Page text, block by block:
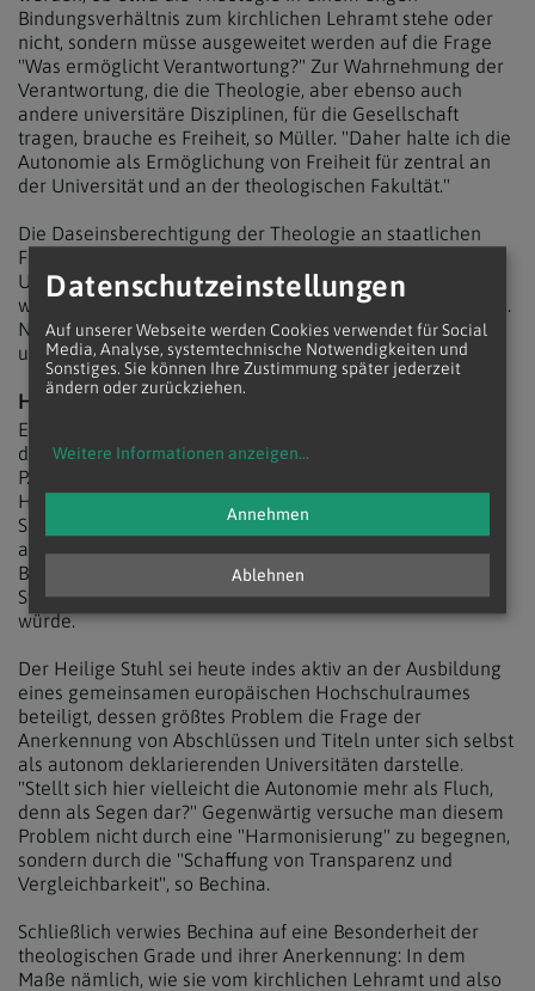
Bindungsverhältnis zum kirchlichen Lehramt stehe oder
nicht, sondern müsse ausgeweitet werden auf die Frage
"Was ermöglicht Verantwortung?" Zur Wahrnehmung der
Verantwortung, die die Theologie, aber ebenso auch
andere universitäre Disziplinen, für die Gesellschaft
tragen, brauche es Freiheit, so Müller. "Daher halte ich die
Autonomie als Ermöglichung von Freiheit für zentral an
der Universität und an der theologischen Fakultät."
Die Daseinsberechtigung der Theologie an staatlichen
Fakultäten resultiere laut Müller nicht allein aus einer
Unabhängigkeit vom Lehramt, sondern vielmehr daraus,
wie sich die Theologie im Dialog der Disziplinen bewähre.
Nur so seien "Vorurteile zu zerstreuen, dass wir nur Beten
und nicht wissenschaftlich arbeiten", so die Dekanin.
HEILGER STUHL IST BOLOGNA-PLAYER
Einen Blick auf die internationale Autonomie-Debatte bot
der Untersekretär der päpstlichen Bildungskongregation,
P. Friedrich Bechina. So habe sich seit dem Anschluss des
Heiligen Stuhls an den Bologna-Prozess im Jahr 2003 die
Situation eigentümlich gedreht: Damals habe es gerade
aus dem Kreis kirchlicher theologischer Fakultäten
Bedenken gegeben, dass ein Anschluss an das Bologna-
System einen Verlust der fakultären Autonomie bedeuten
würde.
Der Heilige Stuhl sei heute indes aktiv an der Ausbildung
eines gemeinsamen europäischen Hochschulraumes
beteiligt, dessen größtes Problem die Frage der
Anerkennung von Abschlüssen und Titeln unter sich selbst
als autonom deklarierenden Universitäten darstelle.
"Stellt sich hier vielleicht die Autonomie mehr als Fluch,
denn als Segen dar?" Gegenwärtig versuche man diesem
Problem nicht durch eine "Harmonisierung" zu begegnen,
sondern durch die "Schaffung von Transparenz und
Vergleichbarkeit", so Bechina.
Schließlich verwies Bechina auf eine Besonderheit der
theologischen Grade und ihrer Anerkennung: In dem
Maße nämlich, wie sie vom kirchlichen Lehramt und also
Datenschutzeinstellungen
Auf unserer Webseite werden Cookies verwendet für Social
Media, Analyse, systemtechnische Notwendigkeiten und
Sonstiges. Sie können Ihre Zustimmung später jederzeit
ändern oder zurückziehen.
Weitere Informationen anzeigen...
Ablehnen
Annehmen